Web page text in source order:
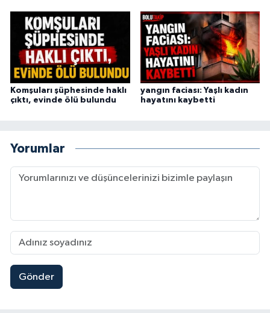
Komşuları şüphesinde haklı
çıktı, evinde ölü bulundu
yangın faciası: Yaşlı kadın
hayatını kaybetti
Yorumlar
Gönder